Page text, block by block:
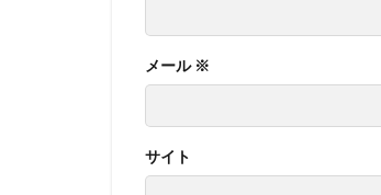
メール ※
サイト